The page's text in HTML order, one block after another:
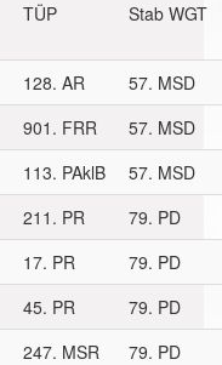
TÜP Stab WGT
128. AR
57. MSD
901. FRR
57. MSD
113. PAklB
57. MSD
211. PR
79. PD
17. PR
79. PD
45. PR
79. PD
247. MSR
79. PD